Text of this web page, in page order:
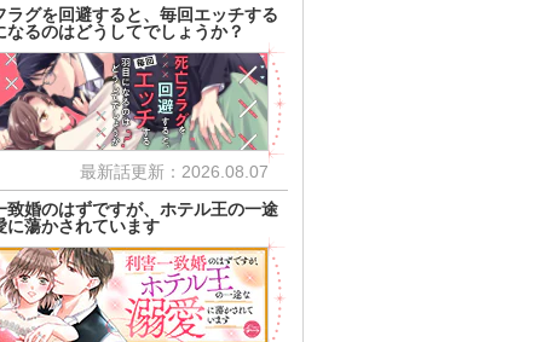
ラグを回避すると、毎回エッチする
なるのはどうしてでしょうか？
最新話更新：2026.08.07
致婚のはずですが、ホテル王の一途
に蕩かされています